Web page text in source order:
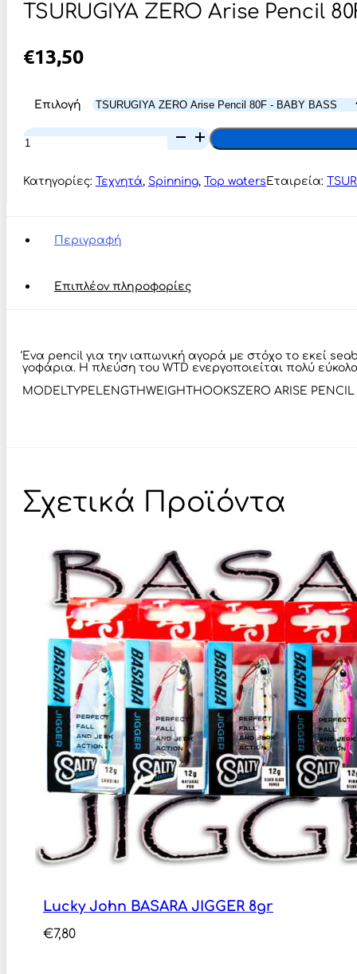
TSURUGIYA ZERO Arise Pencil
€13,50
Επιλογή
TSURUGIYA
ZERO
Pencil
Κατηγορίες: Τεχνητά, Spinning, Top waters Εταιρεία:
Περιγραφή
Επιπλέον πληροφορίες
Ένα pencil για την ιαπωνική αγορά με στόχο το εκεί
γοφάρια. Η πλεύση του WTD ενεργοποιείται πολύ
MODEL TYPELENGTHWEIGHTHOOKSZERO ARISE
Σχετικά Προϊόντα
Lucky John BASARA JIGGER 8gr
€7,80